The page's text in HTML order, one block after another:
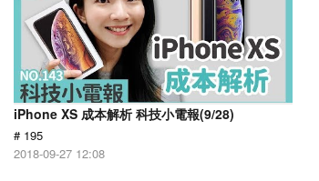
iPhone XS 成本解析 科技小電報(9/28)
# 195
2018-09-27 12:08